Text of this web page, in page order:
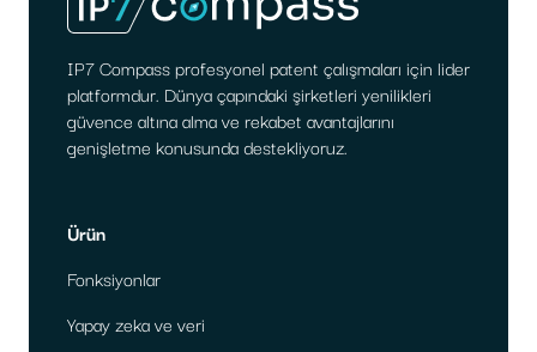
IP7 Compass profesyonel patent çalışmaları için lider
platformdur. Dünya çapındaki şirketleri yenilikleri
güvence altına alma ve rekabet avantajlarını
genişletme konusunda destekliyoruz.
Ürün
Fonksiyonlar
Yapay zeka ve veri